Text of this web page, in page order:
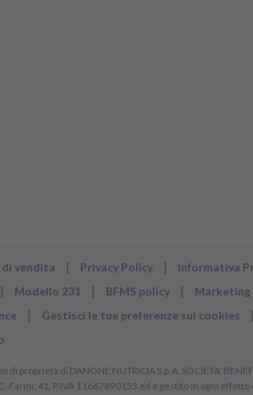
vendita | Privacy Policy | Informativa
| Modello 231 | BFMS policy | Marketing
| Gestisci le tue preferenze sui cookies |
di proprietà di DANONE NUTRICIA S.p.A. SOCIETA’
Farini, 41, P.IVA 11667890153 ed è gestito in ogni effetto